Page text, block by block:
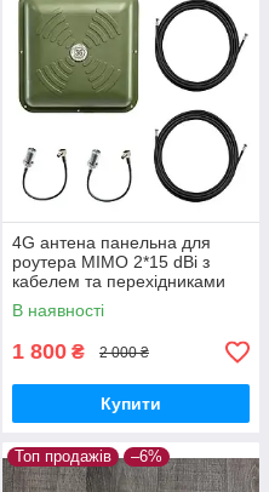
4G антена панельна для
роутера MIMO 2*15 dBi з
кабелем та перехідниками
В наявності
1 800 ₴ 2 000 ₴
Купити
Топ продажів –6%